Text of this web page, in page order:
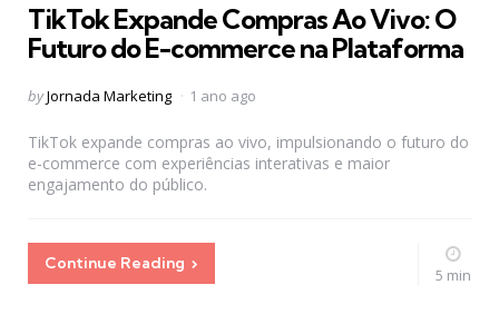
TikTok Expande Compras Ao Vivo: O
Futuro do E-commerce na Plataforma
Posted
byJornada Marketing 1 ano ago
TikTok expande compras ao vivo, impulsionando o futuro do
e-commerce com experiências interativas e maior
engajamento do público.
Continue Reading
5 min